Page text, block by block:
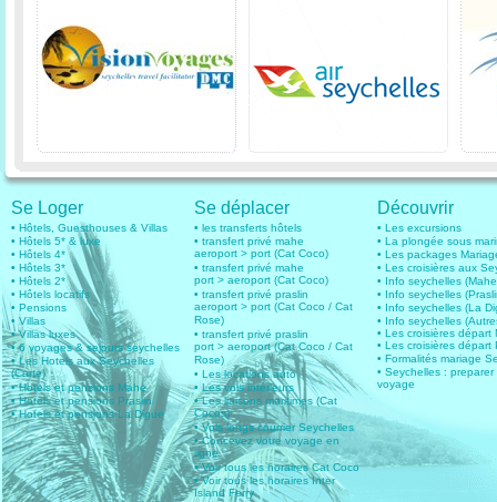
Se Loger
• Hôtels, Guesthouses & Villas
• Hôtels 5* & luxe
• Hôtels 4*
• Hôtels 3*
• Hôtels 2*
• Hôtels locatifs
• Pensions
• Villas
• Villas luxes
• 6 voyages & sejours seychelles
• Les Hotels aux Seychelles
(Carte)
• Hotels et pensions Mahe
• Hotels et pensions Praslin
• Hotels et pensions La Digue
Se déplacer
• les transferts hôtels
• transfert privé mahe
aeroport > port (Cat Coco)
• transfert privé mahe
port > aeroport (Cat Coco)
• transfert privé praslin
aeroport > port (Cat Coco / Cat
Rose)
• transfert privé praslin
port > aeroport (Cat Coco / Cat
Rose)
• Les locations auto
• Les vols intérieurs
• Les liaisons maritimes (Cat
Cocos)
• Vols longs courrier Seychelles
• Concevez votre voyage en
ligne
• Voir tous les horaires Cat Coco
• Voir tous les horaires Inter
Island Ferry
Découvrir
• Les excursions
• La plongée sous
• Les packages
• Les croisières aux
• Info seychelles
• Info seychelles
• Info seychelles (La
• Info seychelles
• Les croisières départ
• Les croisières départ
• Formalités mariage
• Seychelles : preparer
voyage